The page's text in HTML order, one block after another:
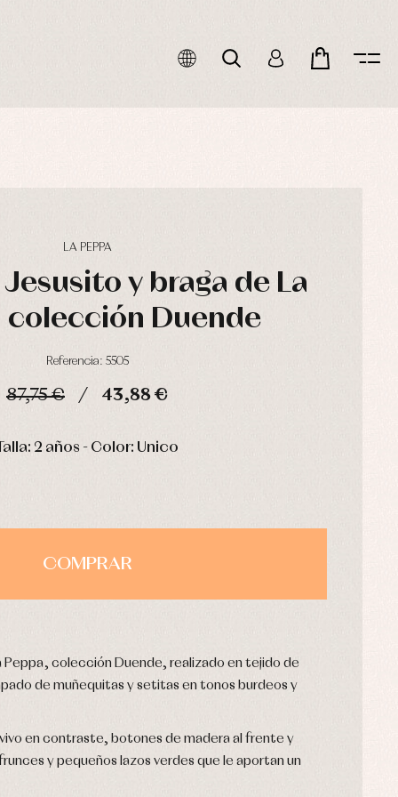
LA PEPPA
y braga de La
colección Duende
Referencia: 5505
87,75 € 43,88 €
2 años - Color: Unico
COMPRAR
Peppa, colección Duende, realizado en tejido de
de muñequitas y setitas en tonos burdeos y
en contraste, botones de madera al frente y
y pequeños lazos verdes que le aportan un